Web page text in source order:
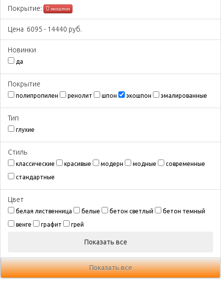
Покрытиe: экошпон
Цена 6095 - 14440 руб.
Новинки
да
Покрытиe
полипропилен ренолит шпон экошпон эмалированные
Тип
глухие
Стиль
классические красивые модерн модные современные
стандартные
Цвeт
белая лиственница белые бетон светлый бетон темный
венге графит грей
Показать все
Показать все